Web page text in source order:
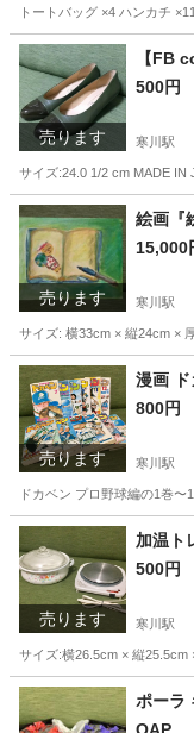
トートバッグ ×4 ハンカチ
神奈川 高座郡
売ります
【FB
500円
寒川駅
サイズ:24.0 1/2 cm MADE
神奈川 高座郡 寒川
売ります
絵画『
15,000
寒川駅
サイズ: 横33cm × 縦24cm ×
神奈川 高座郡 寒川
売ります
漫画
800円
寒川駅
ドカベン プロ野球編の1巻
神奈川 高座郡 寒川
売ります
加温ト
500円
寒川駅
サイズ:横26.5cm × 縦
神奈川 高座郡 寒
ポーラ